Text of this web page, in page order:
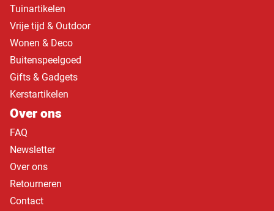
Tuinartikelen
Vrije tijd & Outdoor
Wonen & Deco
Buitenspeelgoed
Gifts & Gadgets
Kerstartikelen
Over ons
FAQ
Newsletter
Over ons
Retourneren
Contact